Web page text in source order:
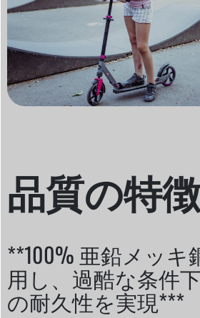
品質の特徴
**100% 亜鉛メッキ
用し、過酷な条件
の耐久性を実現***